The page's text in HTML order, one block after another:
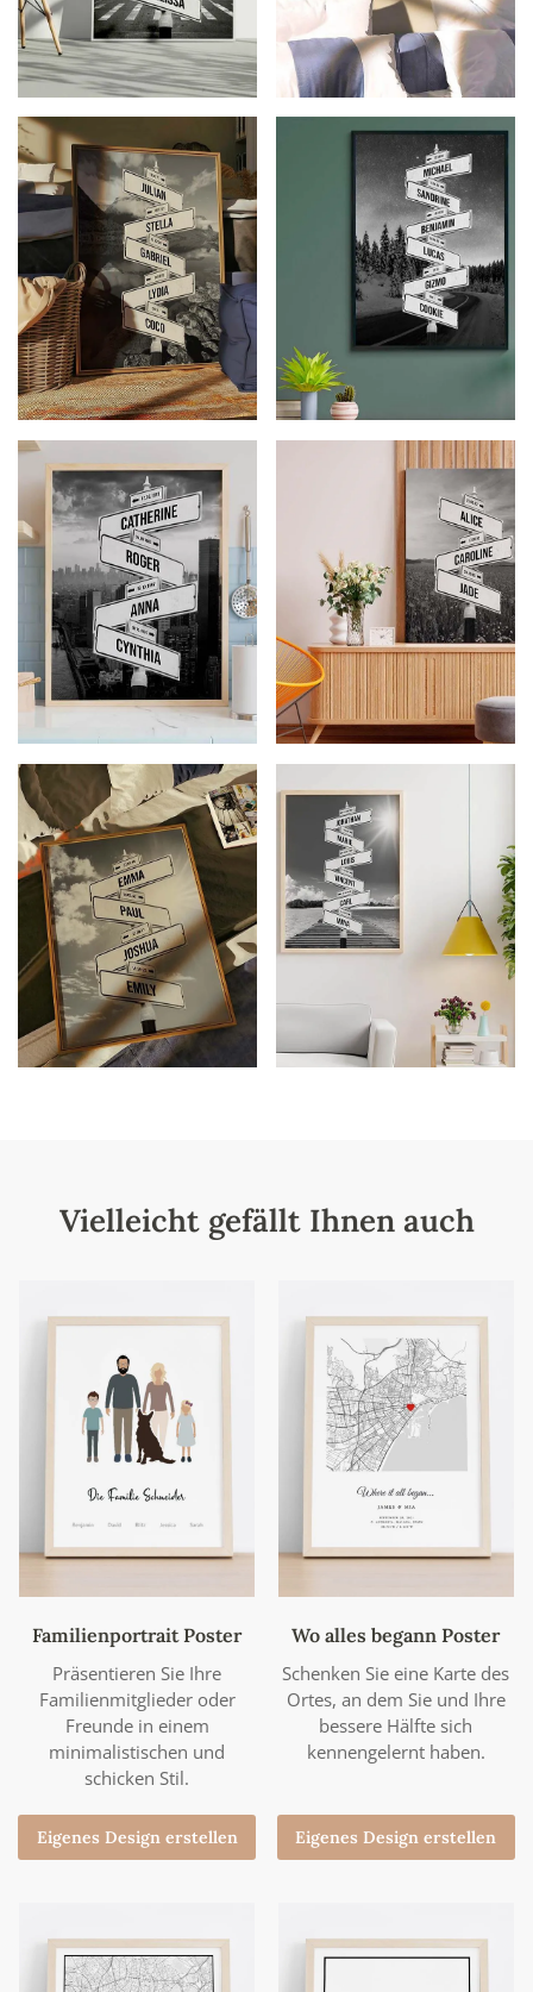
Vielleicht gefällt Ihnen auch
Familienportrait Poster
Präsentieren Sie Ihre
Familienmitglieder oder
Freunde in einem
minimalistischen und
schicken Stil.
Eigenes Design erstellen
Wo alles begann Poster
Schenken Sie eine Karte des
Ortes, an dem Sie und Ihre
bessere Hälfte sich
kennengelernt haben.
Eigenes Design erstellen